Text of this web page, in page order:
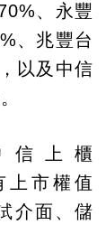
、永豐
、兆豐台
以及中信
上櫃
上市權值
介面、儲